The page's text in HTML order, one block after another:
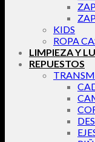
KIDS
ROPA
LIMPIEZA Y
REPUESTOS